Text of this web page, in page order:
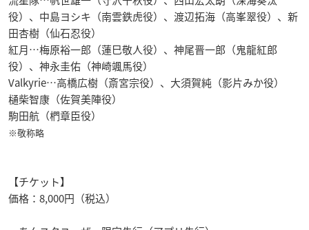
役）、中島ヨシキ（南雲鉄虎役）、渡辺拓海（高峯翠役）、新
田杏樹（仙石忍役）
紅月…梅原裕一郎（蓮巳敬人役）、神尾晋一郎（鬼龍紅郎
役）、神永圭佑（神崎颯馬役）
Valkyrie…高橋広樹（斎宮宗役）、大須賀純（影片みか役）
樋柴智康（佐賀美陣役）
駒田航（椚章臣役）
※敬称略
【チケット】
価格：8,000円（税込）